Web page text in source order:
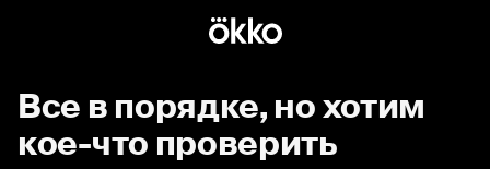
Все в порядке, но хотим
кое-что проверить